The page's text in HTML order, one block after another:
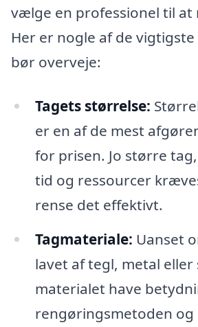
vælge en professionel til at
Her er nogle af de
bør overveje:
Tagets størrelse:
er en af de mest
for prisen. Jo større
tid og ressourcer
rense det effektivt.
Tagmateriale: Uanset
lavet af tegl, metal eller
materialet have
rengøringsmetoden og